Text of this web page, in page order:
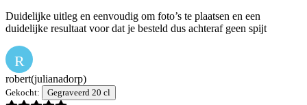
Duidelijke uitleg en eenvoudig om foto’s te plaatsen en een
duidelijke resultaat voor dat je besteld dus achteraf geen spijt
R
robert(julianadorp)
Gekocht: Gegraveerd 20 cl